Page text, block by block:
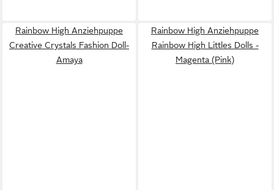
Rainbow High Anziehpuppe
Creative Crystals Fashion Doll-
Amaya
Rainbow High Anziehpuppe
Rainbow High Littles Dolls -
Magenta (Pink)